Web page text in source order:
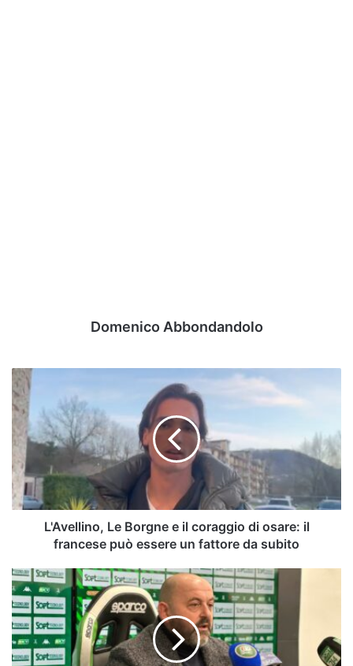
Domenico Abbondandolo
L'Avellino,
Le
Borgne
e
il
coraggio
di
osare:
il
francese
un
fattore
da
subito
L'Avellino, Le Borgne e il coraggio di osare: il
francese può essere un fattore da subito
Aiello
a
360°:
la
scelta
di